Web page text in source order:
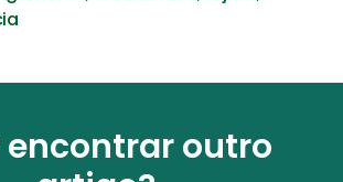
encontrar outro